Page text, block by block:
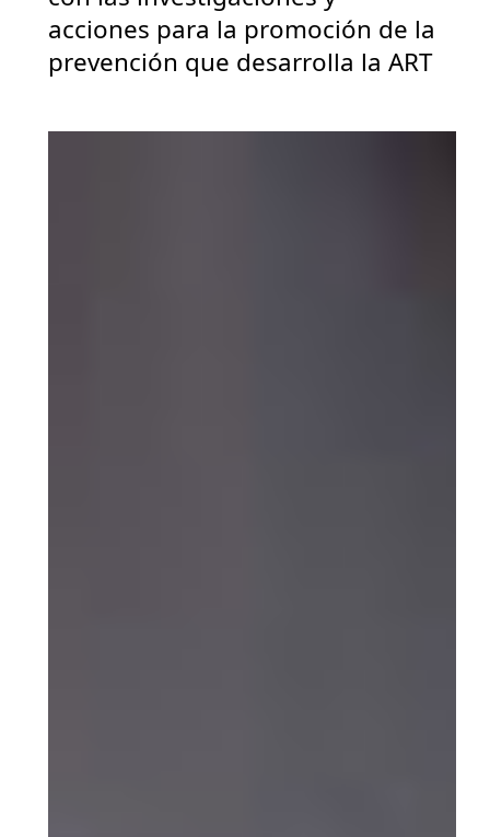
acciones para la promoción de la
prevención que desarrolla la ART